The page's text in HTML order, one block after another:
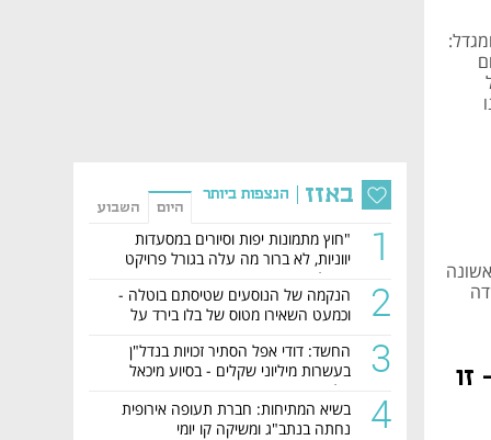
באזז הנצפות ביותר
היום השבוע
1
"חוץ מתמונות יפות וסיורים במסעדות
יווניות, לא ברור מה עלה בגורל פרויקט
הנדל"ן"
2
הנקמה של הנוסעים שטיסתם בוטלה -
וכמעט השאירו מטוס של בלו בירד על
3
החשד: דודי אפל הסתיר זכויות בנדל"ן
בעשרות מיליוני שקלים - בסיוע מיכאל
קליינר ומשפחת דיין
4
בשיא המתיחות: חברת תעופה אירופית
נחתה בנתב"ג ומשיקה קו יומי
זו